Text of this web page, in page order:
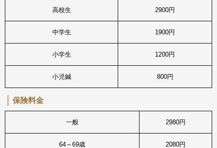
高校生 2900円
中学生 1900円
小学生 1200円
小児鍼 800円
保険料金
一般 2980円
64～69歳 2080円